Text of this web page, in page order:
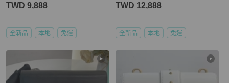
TWD 9,888
全新品 本地 免運
TWD 12,888
全新品 本地 免運